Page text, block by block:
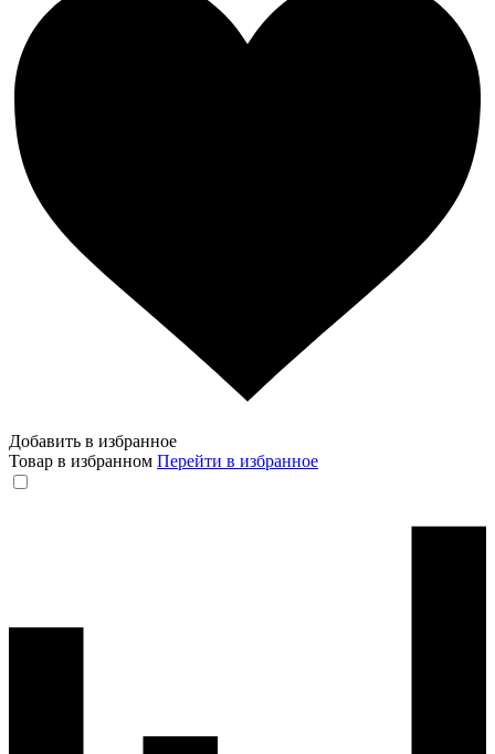
Добавить в избранное
Товар в избранном Перейти в избранное